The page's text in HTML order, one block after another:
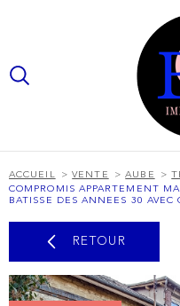
recherche
principal
ACCUEIL VENTE AUBE
COMPROMIS APPARTEMENT
BATISSE DES ANNEES 30 AVEC
RETOUR